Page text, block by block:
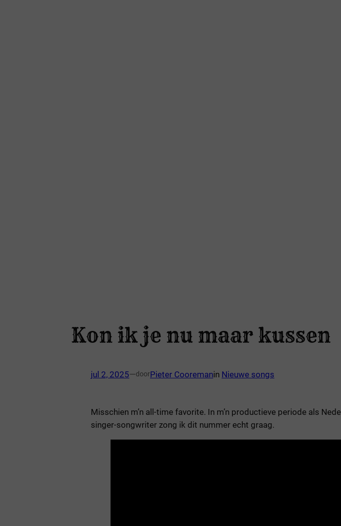
Kon ik je nu maar kussen
jul 2, 2025—doorPieter Cooremanin Nieuwe songs
Misschien m’n all-time favorite. In m’n productieve periode als
singer-songwriter zong ik dit nummer echt graag.